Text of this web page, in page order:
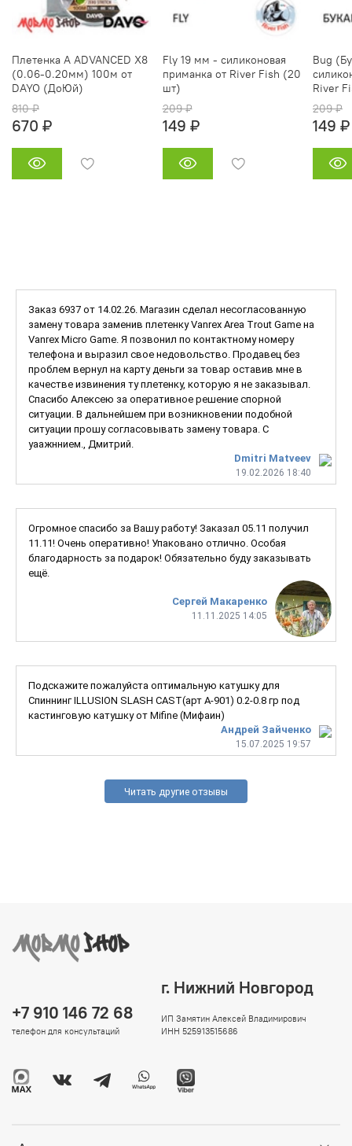
Плетенка A ADVANCED X8
(0.06-0.20мм) 100м от
DAYO (ДоЮй)
810 ₽
670 ₽
Fly 19 мм - силиконовая
приманка от River Fish (20
шт)
209 ₽
149 ₽
Bug
River
209 ₽
149 ₽
Dmitri Matveev
19.02.2026 18:40
Заказ 6937 от 14.02.26. Магазин сделал несогласованную
замену товара заменив плетенку Vanrex Area Trout Game на
Vanrex Micro Game. Я позвонил по контактному номеру
телефона и выразил свое недовольство. Продавец без
проблем вернул на карту деньги за товар оставив мне в
качестве извинения ту плетенку, которую я не заказывал.
Спасибо Алексею за оперативное решение спорной
ситуации. В дальнейшем при возникновении подобной
ситуации прошу согласовывать замену товара. С
уаажннием., Дмитрий.
Сергей Макаренко
11.11.2025 14:05
Огромное спасибо за Вашу работу! Заказал 05.11 получил
11.11! Очень оперативно! Упаковано отлично. Особая
благодарность за подарок! Обязательно буду заказывать
ещё.
Андрей Зайченко
15.07.2025 19:57
Подскажите пожалуйста оптимальную катушку для
Спиннинг ILLUSION SLASH CAST(арт A-901) 0.2-0.8 гр под
кастинговую катушку от Mifine (Мифаин)
Читать другие отзывы
+7 910 146 72 68
телефон для консультаций
г. Нижний Новгород
ИП Замятин Алексей Владимирович
ИНН 525913515686